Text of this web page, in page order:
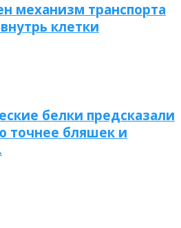
механизм транспорта
клетки
белки предсказали
точнее бляшек и